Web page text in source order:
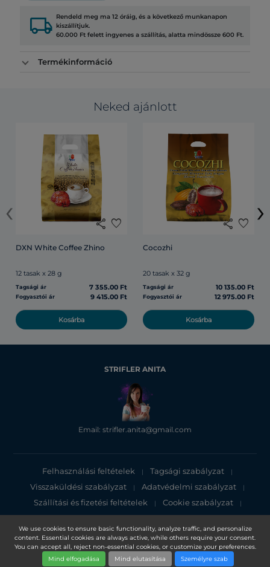
We use cookies to ensure basic functionality, analyze traffic, and personalize
content. Essential cookies are always active, while others require your consent.
You can accept all, reject non-essential cookies, or customize your preferences.
Mind elfogadása
Mind elutasítása Személyre szab
local_shipping Rendeld meg ma 12 óráig, és a következő munkanapon
kiszállítjuk.
60.000 Ft felett ingyenes a szállítás, alatta mindössze 600 Ft.
Termékinformáció
Neked ajánlott
share favorite
DXN White Coffee Zhino
12 tasak x 28 g
Tagsági ár 7 355.00 Ft
Fogyasztói ár 9 415.00 Ft
Kosárba
share favorite
Cocozhi
20 tasak x 32 g
Tagsági ár 10 135.00 Ft
Fogyasztói ár 12 975.00 Ft
Kosárba
‹ ›
STRIFLER ANITA
Email: strifler.anita@gmail.com
Felhasználási feltételek | Tagsági szabályzat |
Visszaküldési szabályzat | Adatvédelmi szabályzat |
Szállítási és fizetési feltételek | Cookie szabályzat |
Adatvédelmi tájékoztató
Copyright 2025, DXN Holdings Bhd. 199501033918 (363120-V)